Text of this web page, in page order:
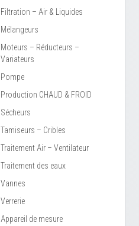
Filtration – Air & Liquides
Mélangeurs
Moteurs – Réducteurs –
Variateurs
Pompe
Production CHAUD & FROID
Sécheurs
Tamiseurs – Cribles
Traitement Air – Ventilateur
Traitement des eaux
Vannes
Verrerie
Appareil de mesure